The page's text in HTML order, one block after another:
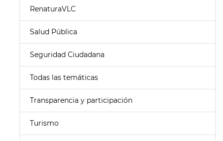
RenaturaVLC
Salud Pública
Seguridad Ciudadana
Todas las temáticas
Transparencia y participación
Turismo